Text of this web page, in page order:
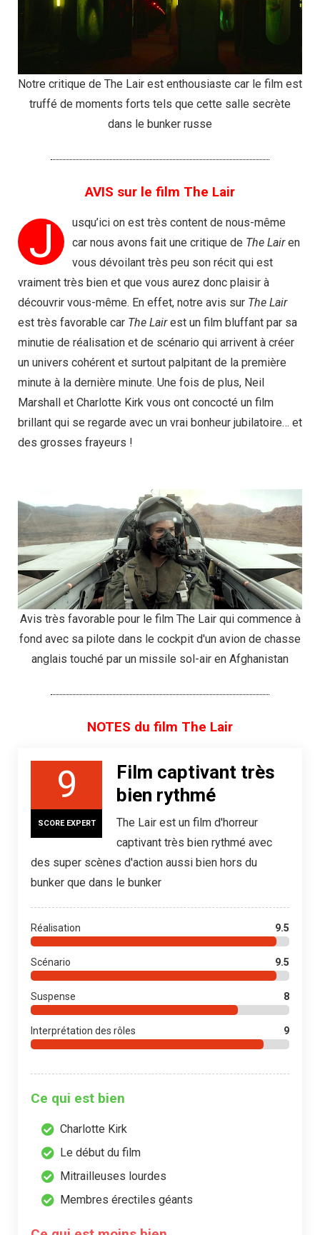
Notre critique de The Lair est enthousiaste car le film est
truffé de moments forts tels que cette salle secrète
dans le bunker russe
AVIS sur le film The Lair
J
usqu’ici on est très content de nous-même
car nous avons fait une critique de The Lairen
vous dévoilant très peu son récit qui est
vraiment très bien et que vous aurez donc plaisir à
découvrir vous-même. En effet, notre avis sur The Lair
est très favorable car The Lairest un film bluffant par sa
minutie de réalisation et de scénario qui arrivent à créer
un univers cohérent et surtout palpitant de la première
minute à la dernière minute. Une fois de plus, Neil
Marshall et Charlotte Kirk vous ont concocté un film
brillant qui se regarde avec un vrai bonheur jubilatoire… et
des grosses frayeurs !
Avis très favorable pour le film The Lair qui commence à
fond avec sa pilote dans le cockpit d'un avion de chasse
anglais touché par un missile sol-air en Afghanistan
NOTES du film The Lair
9
SCORE EXPERT
Film captivant très
bien rythmé
The Lair est un film d'horreur
captivant très bien rythmé avec
des super scènes d'action aussi bien hors du
bunker que dans le bunker
Réalisation 9.5
Scénario 9.5
Suspense 8
Interprétation des rôles 9
Ce qui est bien
Charlotte Kirk
Le début du film
Mitrailleuses lourdes
Membres érectiles géants